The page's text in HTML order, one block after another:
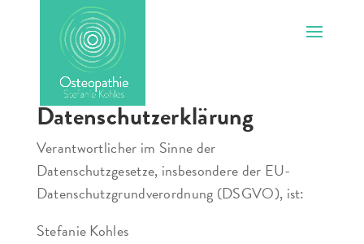
Datenschutzerklärung
Verantwortlicher im Sinne der
Datenschutzgesetze, insbesondere der EU-
Datenschutzgrundverordnung (DSGVO), ist:
Stefanie Kohles